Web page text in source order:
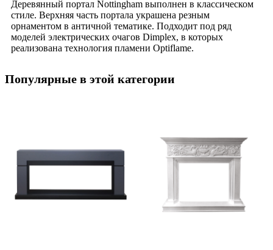
Деревянный портал Nottingham выполнен в классическом
стиле. Верхняя часть портала украшена резным
орнаментом в античной тематике. Подходит под ряд
моделей электрических очагов Dimplex, в которых
реализована технология пламени Optiflame.
Популярные в этой категории